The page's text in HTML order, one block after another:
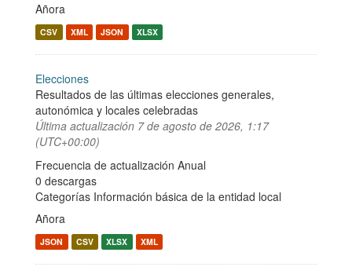
Añora
CSV XML JSON XLSX
Elecciones
Resultados de las últimas elecciones generales,
autonómica y locales celebradas
Última actualización 7 de agosto de 2026, 1:17
(UTC+00:00)
Frecuencia de actualización Anual
0 descargas
Categorías Información básica de la entidad local
Añora
JSON CSV XLSX XML